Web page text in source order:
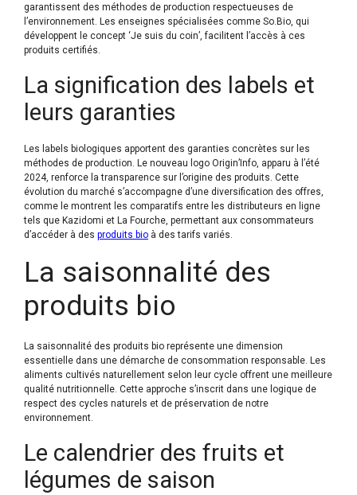
garantissent des méthodes de production respectueuses de
l’environnement. Les enseignes spécialisées comme So.Bio, qui
développent le concept ‘Je suis du coin’, facilitent l’accès à ces
produits certifiés.
La signification des labels et
leurs garanties
Les labels biologiques apportent des garanties concrètes sur les
méthodes de production. Le nouveau logo Origin’Info, apparu à l’été
2024, renforce la transparence sur l’origine des produits. Cette
évolution du marché s’accompagne d’une diversification des offres,
comme le montrent les comparatifs entre les distributeurs en ligne
tels que Kazidomi et La Fourche, permettant aux consommateurs
d’accéder à des produits bio à des tarifs variés.
La saisonnalité des
produits bio
La saisonnalité des produits bio représente une dimension
essentielle dans une démarche de consommation responsable. Les
aliments cultivés naturellement selon leur cycle offrent une meilleure
qualité nutritionnelle. Cette approche s’inscrit dans une logique de
respect des cycles naturels et de préservation de notre
environnement.
Le calendrier des fruits et
légumes de saison